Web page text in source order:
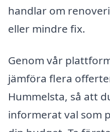
handlar om
eller mindre fix.
Genom vår
jämföra flera
Hummelsta, så att
informerat val som